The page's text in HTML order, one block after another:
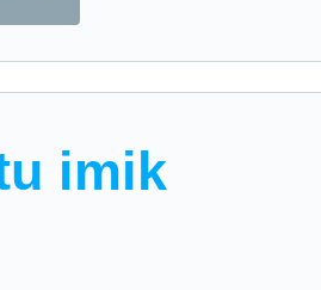
imik